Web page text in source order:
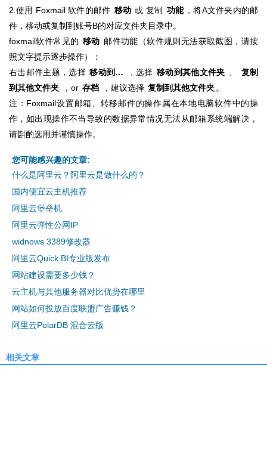
2.使用 Foxmail 软件的邮件 移动 或 复制 功能 ，将A文件夹内的邮
件，移动或复制到账号B的对应文件夹目录中。
foxmail软件常见的 移动 邮件功能（软件规则无法获取截图，请按
照文字提示逐步操作）：
右击邮件主题，选择 移动到… ，选择 移动到其他文件夹
复制
到其他文件夹
，or 存档 ，建议选择 复制到其他文件夹 。
注：Foxmail设置邮箱、转移邮件的操作属在本地电脑软件中的操
作，如出现操作不当导致的数据异常情况无法从邮箱系统端解决，
请斟酌选用并谨慎操作。
您可能感兴趣的文章:
什么是阿里云？阿里云是做什么的？
国内便宜云主机推荐
阿里云堡垒机
阿里云弹性公网IP
widnows 3389修改器
阿里云Quick BI专业版发布
网站建设需要多少钱？
云主机与其他服务器对比优势在哪里
网站如何投放百度联盟广告赚钱？
阿里云PolarDB 混合云版
相关文章